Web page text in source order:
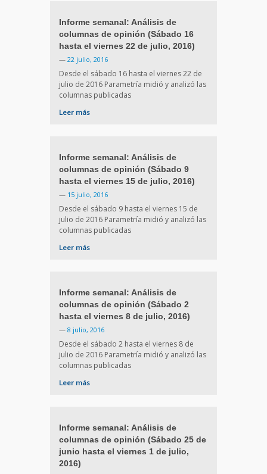
Informe semanal: Análisis de
columnas de opinión (Sábado 16
hasta el viernes 22 de julio, 2016)
— 22 julio, 2016
Desde el sábado 16 hasta el viernes 22 de
julio de 2016 Parametría midió y analizó las
columnas publicadas
Leer más
Informe semanal: Análisis de
columnas de opinión (Sábado 9
hasta el viernes 15 de julio, 2016)
— 15 julio, 2016
Desde el sábado 9 hasta el viernes 15 de
julio de 2016 Parametría midió y analizó las
columnas publicadas
Leer más
Informe semanal: Análisis de
columnas de opinión (Sábado 2
hasta el viernes 8 de julio, 2016)
— 8 julio, 2016
Desde el sábado 2 hasta el viernes 8 de
julio de 2016 Parametría midió y analizó las
columnas publicadas
Leer más
Informe semanal: Análisis de
columnas de opinión (Sábado 25 de
junio hasta el viernes 1 de julio,
2016)